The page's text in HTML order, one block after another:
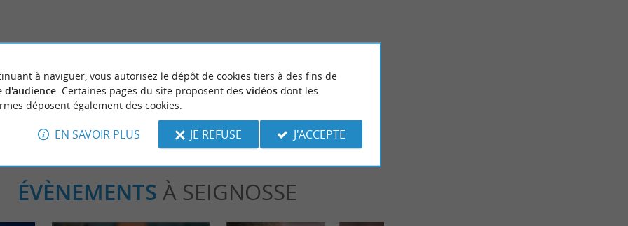
Naturelle de l’Etang noir Les plus beaux spots photos des Landes
5,5 km - Soort-Hossegor
ÉVÈNEMENTS À SEIGNOSSE
à naviguer, vous autorisez le dépôt de cookies tiers à des fins de
d'audience. Certaines pages du site proposent des vidéosdont les
déposent également des cookies.
EN SAVOIR PLUS JE REFUSE J'ACCEPTE